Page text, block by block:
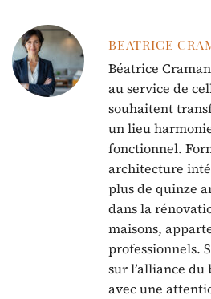
BEATRICE
Béatrice
au service de
souhaitent
un lieu
fonctionnel.
architecture
plus de quinze
dans la
maisons,
professionnels.
sur l’alliance
avec une